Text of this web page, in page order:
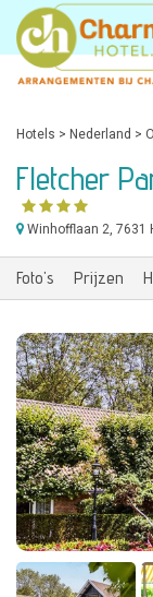
Hotels > Nederland >
Fletcher
Winhofflaan 2, 7631
Foto's Prijzen